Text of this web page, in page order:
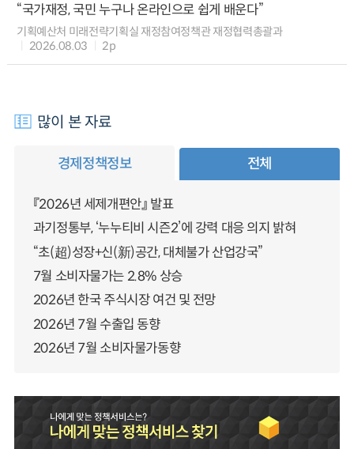
“국가재정, 국민 누구나 온라인으로 쉽게 배운다”
기획예산처 미래전략기획실 재정참여정책관 재정협력총괄과
2026.08.03
2p
많이 본 자료
경제정책정보 전체
『2026년 세제개편안』 발표
과기정통부, ‘누누티비 시즌2’에 강력 대응 의지 밝혀
“초(超)성장+신(新)공간, 대체불가 산업강국”
7월 소비자물가는 2.8% 상승
2026년 한국 주식시장 여건 및 전망
2026년 7월 수출입 동향
2026년 7월 소비자물가동향